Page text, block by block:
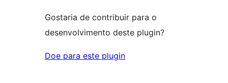
Gostaria de contribuir para o
desenvolvimento deste plugin?
Doe para este plugin